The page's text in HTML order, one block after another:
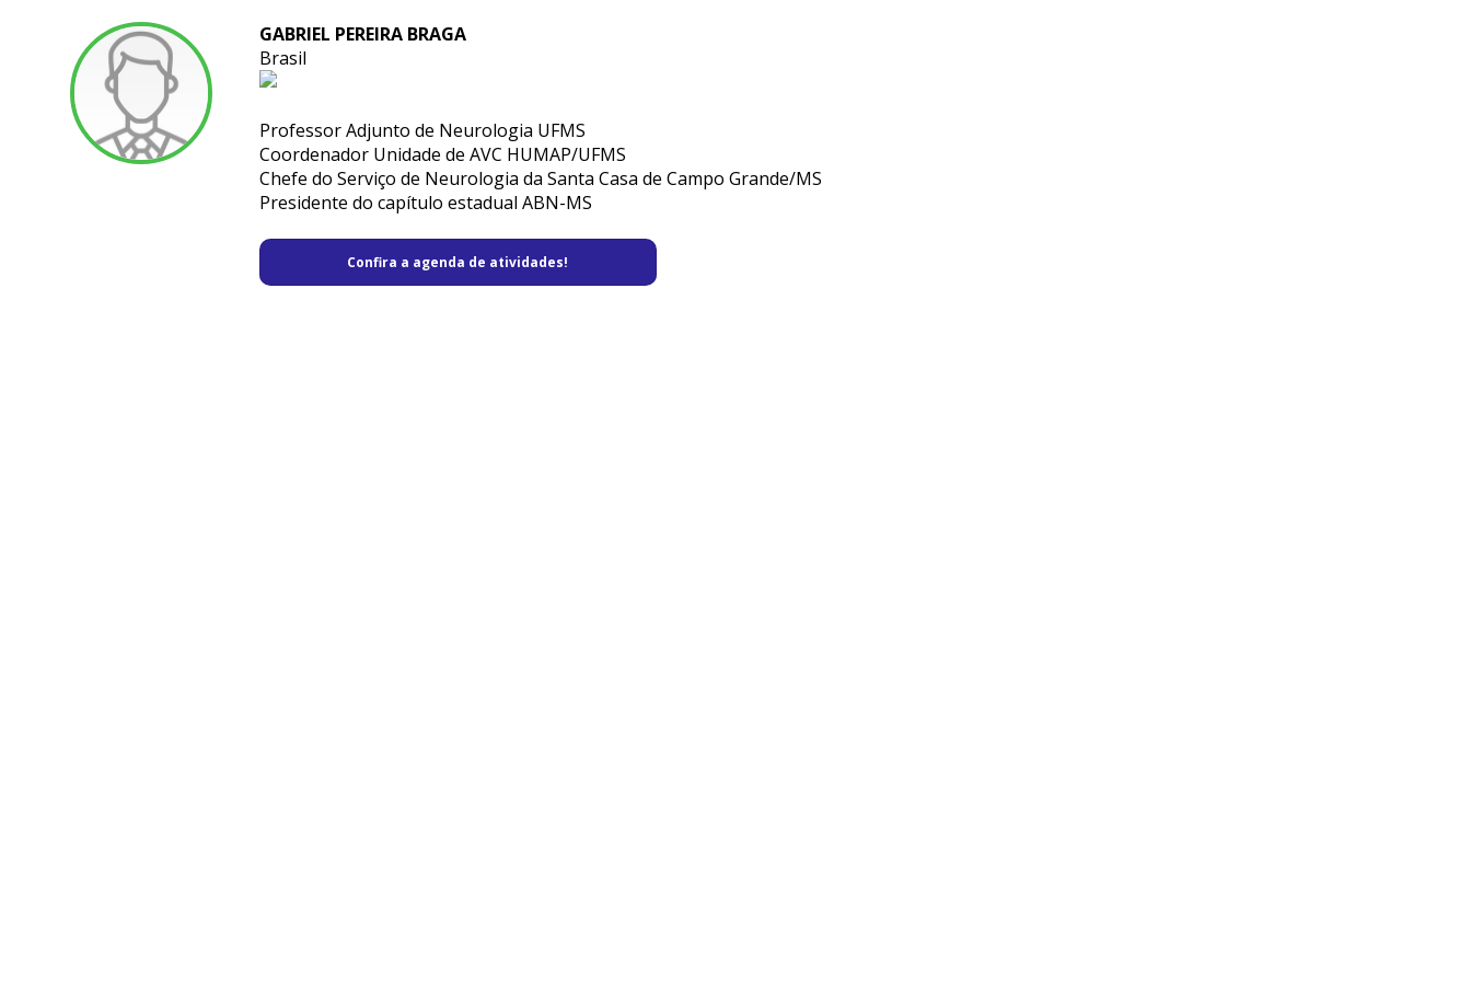
GABRIEL PEREIRA BRAGA
Brasil
Professor Adjunto de Neurologia UFMS
Coordenador Unidade de AVC HUMAP/UFMS
Chefe do Serviço de Neurologia da Santa Casa de Campo Grande/MS
Presidente do capítulo estadual ABN-MS